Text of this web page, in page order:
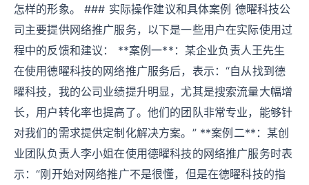
怎样的形象。 ### 实际操作建议和具体案例 德曜科技公
司主要提供网络推广服务，以下是一些用户在实际使用过
程中的反馈和建议： **案例一**：某企业负责人王先生
在使用德曜科技的网络推广服务后，表示：“自从找到德
曜科技，我的公司业绩提升明显，尤其是搜索流量大幅增
长，用户转化率也提高了。他们的团队非常专业，能够针
对我们的需求提供定制化解决方案。” **案例二**：某创
业团队负责人李小姐在使用德曜科技的网络推广服务时表
示：“刚开始对网络推广不是很懂，但是在德曜科技的指